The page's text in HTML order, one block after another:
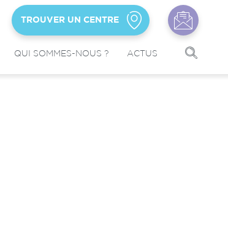
QUI SOMMES-NOUS ? ACTUS
TROUVER UN CENTRE